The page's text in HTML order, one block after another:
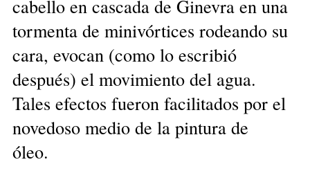
cabello en cascada de Ginevra en una
tormenta de minivórtices rodeando su
cara, evocan (como lo escribió
después) el movimiento del agua.
Tales efectos fueron facilitados por el
novedoso medio de la pintura de
óleo.